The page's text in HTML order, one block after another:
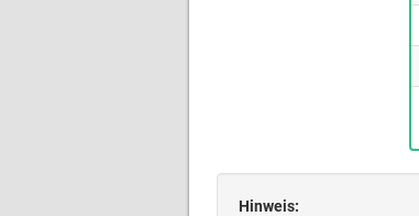
Hinweis: